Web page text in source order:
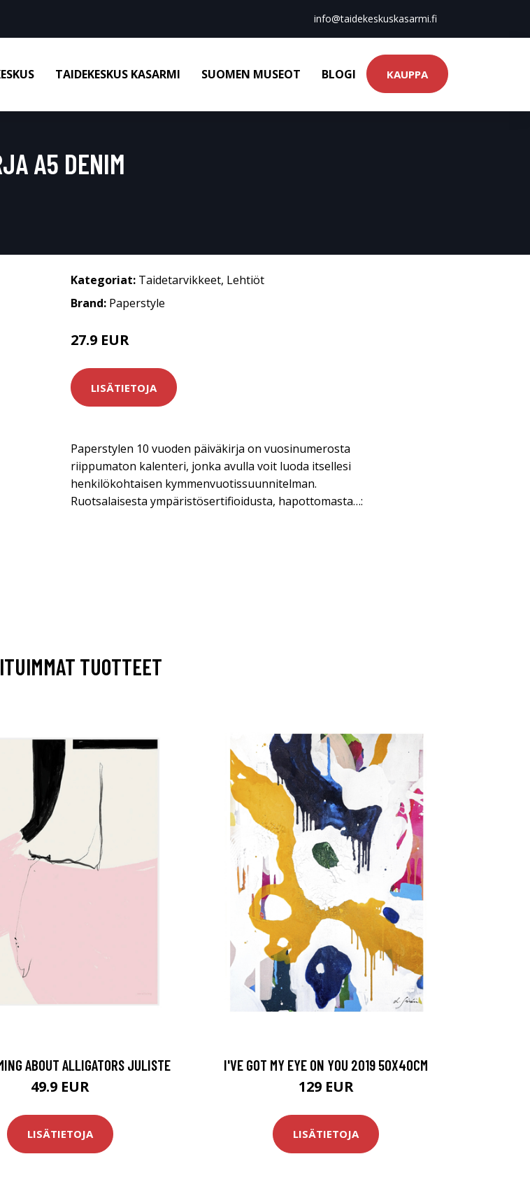
info@taidekeskuskasarmi.fi
TAIDEKESKUS KASARMI SUOMEN MUSEOT BLOGI KAUPPA
A5 DENIM
Kategoriat: Taidetarvikkeet, Lehtiöt
Brand: Paperstyle
27.9 EUR
LISÄTIETOJA
Paperstylen 10 vuoden päiväkirja on vuosinumerosta
riippumaton kalenteri, jonka avulla voit luoda itsellesi
henkilökohtaisen kymmenvuotissuunnitelman.
Ruotsalaisesta ympäristösertifioidusta, hapottomasta…:
TUOTTEET
ABOUT ALLIGATORS JULISTE
49.9 EUR
LISÄTIETOJA
I'VE GOT MY EYE ON YOU 2019 50X40CM
129 EUR
LISÄTIETOJA